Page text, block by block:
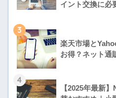
イント交換に必
3
楽天市場と
お得？ネット通
4
【2025年最新